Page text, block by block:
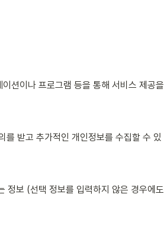
션이나 프로그램 등을 통해 서비스 제공을
를 받고 추가적인 개인정보를 수집할 수 있
정보 (선택 정보를 입력하지 않은 경우에도